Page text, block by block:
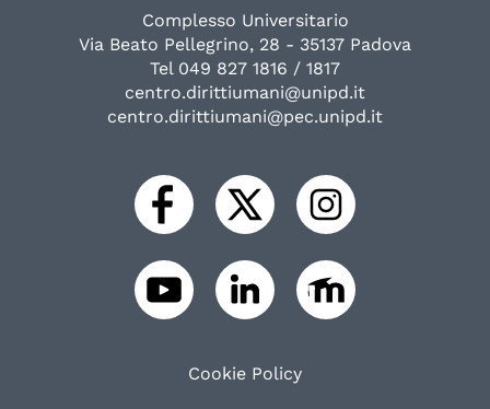
Complesso Universitario
Via Beato Pellegrino, 28 - 35137 Padova
Tel 049 827 1816 / 1817
centro.dirittiumani@unipd.it
centro.dirittiumani@pec.unipd.it
Cookie Policy